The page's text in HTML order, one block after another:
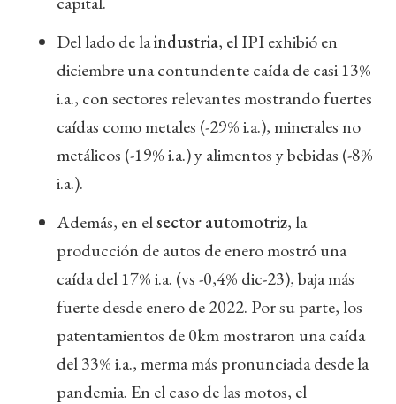
Del lado de laindustria, el IPI exhibió en
diciembre una contundente caída de casi 13%
i.a., con sectores relevantes mostrando fuertes
caídas como metales (-29% i.a.), minerales no
metálicos (-19% i.a.) y alimentos y bebidas (-8%
i.a.).
Además, en elsector automotriz, la
producción de autos de enero mostró una
caída del 17% i.a. (vs -0,4% dic-23), baja más
fuerte desde enero de 2022. Por su parte, los
patentamientos de 0km mostraron una caída
del 33% i.a., merma más pronunciada desde la
pandemia. En el caso de las motos, el